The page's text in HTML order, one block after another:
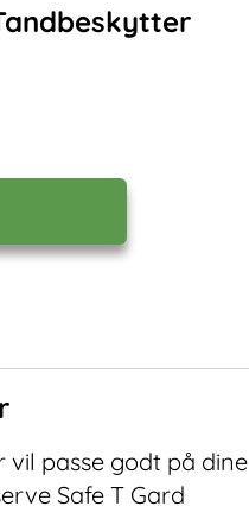
passe godt på dine
Safe T Gard